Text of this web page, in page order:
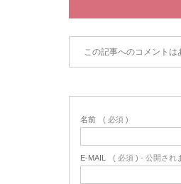
この記事へのコメントは
名前 ( 必須 )
E-MAIL ( 必須 ) - 公開され